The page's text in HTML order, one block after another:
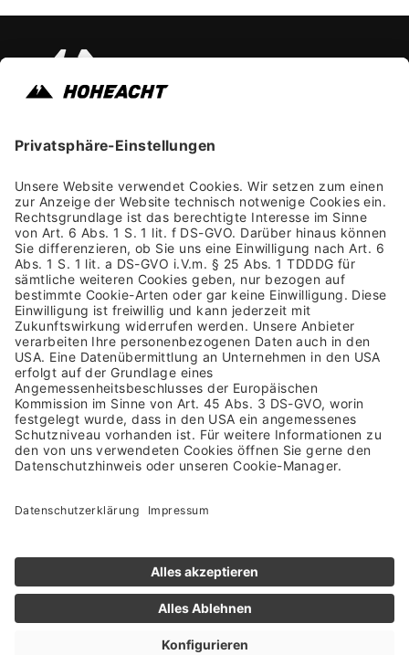
Impressum
Allgemeine Geschäftsbedingungen
Datenschutzhinweis
Barrierefreiheit
Rücksendung
Versandkosten & Lieferung
Zahlungsarten
Altgeräterücknahme & Batterieentsorgung